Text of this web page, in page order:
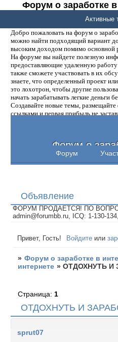
Форум о заработке
Добро пожаловать на форум о
можно найти подходящий вариант
высоким доходом помимо основной
На форуме вы найдете полезную
предоставляющие удаленную
также сможете участвовать в их
знаете, что определенный проект
это лохотрон, чтобы другие
начать зарабатывать легкие деньги
Создавайте новые темы,
ссылками и первая прибыль не
Форум о
Форум
Активные
Объявление
ФОРУМ ПРОДАЕТСЯ! ПО
admin@forumbb.ru, ICQ: 1-130-
Привет, Гость! Войдите или
» Форум о заработке в
интернете »ОТДОХНУТЬ И
ОТДОХНУТЬ И
Страница: 1
sprut07